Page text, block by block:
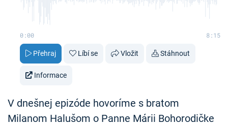
0:00 8:15
Přehraj Líbí se Vložit Stáhnout
Informace
V dnešnej epizóde hovoríme s bratom
Milanom Halušom o Panne Márii Bohorodičke